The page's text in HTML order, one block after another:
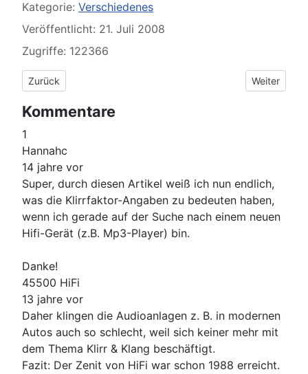
Kategorie: Verschiedenes
Veröffentlicht: 21. Juli 2008
Zugriffe: 122366
Vorheriger Beitrag: Zeit, aber richtig
Zurück Nächster
Weiter
Kommentare
1
Hannahc
14 jahre vor
Super, durch diesen Artikel weiß ich nun endlich,
was die Klirrfaktor-Angaben zu bedeuten haben,
wenn ich gerade auf der Suche nach einem neuen
Hifi-Gerät (z.B. Mp3-Player) bin.
Danke!
45500 HiFi
13 jahre vor
Daher klingen die Audioanlagen z. B. in modernen
Autos auch so schlecht, weil sich keiner mehr mit
dem Thema Klirr & Klang beschäftigt.
Fazit: Der Zenit von HiFi war schon 1988 erreicht.